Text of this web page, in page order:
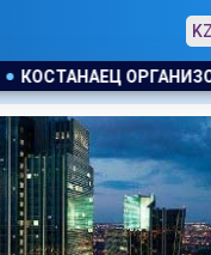
KZ
ВЫДАЧУ ЗАЙМОВ